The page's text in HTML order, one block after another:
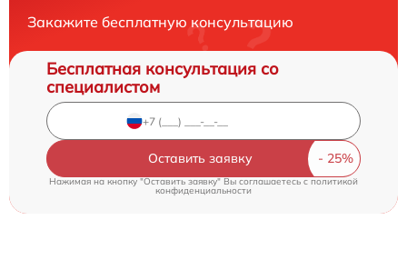
Закажите бесплатную консультацию
Бесплатная консультация со
специалистом
Оставить заявку
Нажимая на кнопку "Оставить заявку" Вы соглашаетесь cполитикой
конфиденциальности